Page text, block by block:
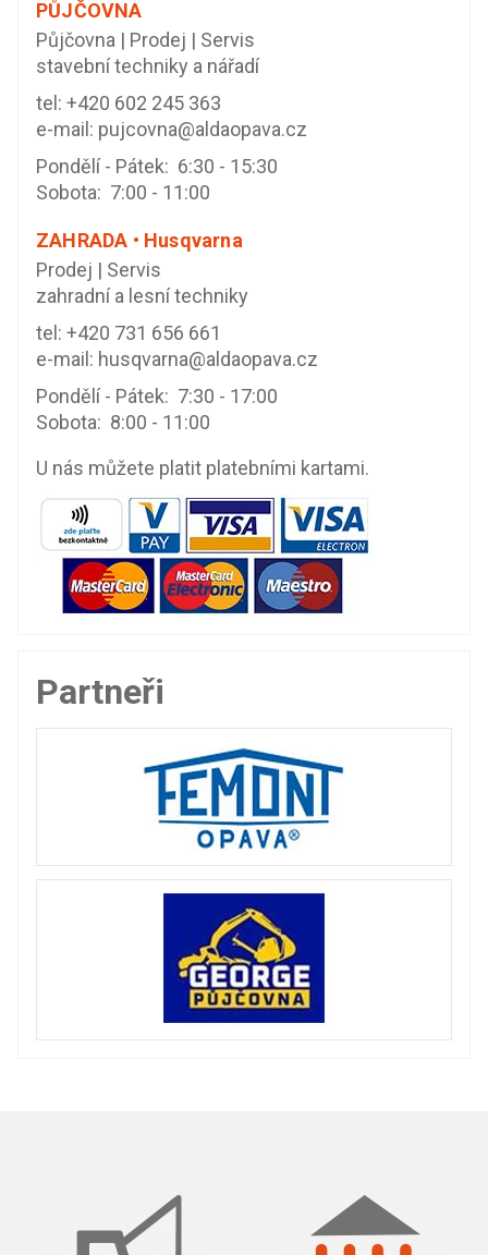
PŮJČOVNA
Půjčovna | Prodej | Servis
stavební techniky a nářadí
tel: +420 602 245 363
e-mail: pujcovna@aldaopava.cz
Pondělí - Pátek: 6:30 - 15:30
Sobota: 7:00 - 11:00
ZAHRADA • Husqvarna
Prodej | Servis
zahradní a lesní techniky
tel: +420 731 656 661
e-mail: husqvarna@aldaopava.cz
Pondělí - Pátek: 7:30 - 17:00
Sobota: 8:00 - 11:00
U nás můžete platit platebními kartami.
Partneři